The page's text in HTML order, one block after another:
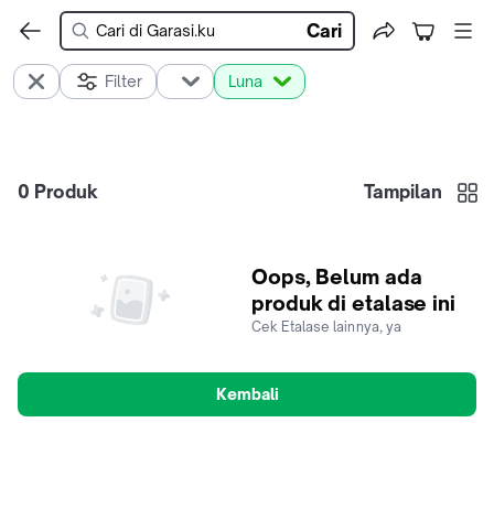
Cari
Filter Luna
0 Produk Tampilan
Oops, Belum ada
produk di etalase ini
Cek Etalase lainnya, ya
Kembali